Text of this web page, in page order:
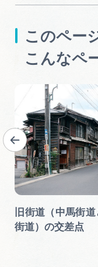
このペー
こんなペ
旧街道（中馬街
街道）の交差点